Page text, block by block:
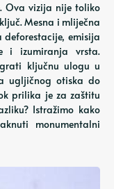
Ova vizija nije toliko
Mesna i mliječna
emisija
i izumiranja vrsta.
ključnu ulogu u
ugljičnog otiska do
prilika je za zaštitu
Istražimo kako
monumentalni